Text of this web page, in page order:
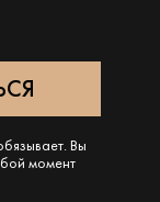
Вы
момент